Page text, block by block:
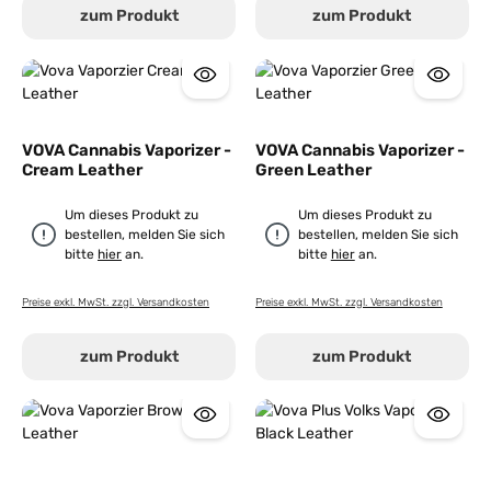
zum Produkt zum Produkt
VOVA Cannabis Vaporizer -
Cream Leather
Um dieses Produkt zu
bestellen, melden Sie sich
bitte hier an.
Preise exkl. MwSt. zzgl. Versandkosten
zum Produkt
VOVA Cannabis Vaporizer -
Green Leather
Um dieses Produkt zu
bestellen, melden Sie sich
bitte hieran.
Preise exkl. MwSt. zzgl. Versandkosten
zum Produkt